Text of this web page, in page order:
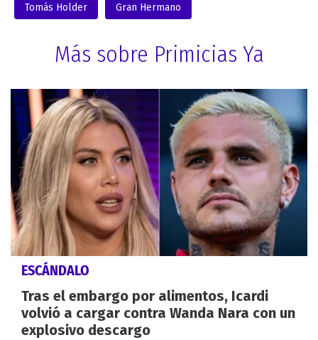
Tomás Holder Gran Hermano
Más sobre Primicias Ya
ESCÁNDALO
Tras el embargo por alimentos, Icardi
volvió a cargar contra Wanda Nara con un
explosivo descargo